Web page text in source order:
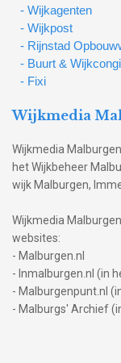
- Wijkagenten
- Wijkpost
- Rijnstad
- Buurt &
- Fixi
Wijkmedia
Wijkmedia
het Wijkbeheer
wijk Malburgen,
Wijkmedia
websites:
- Malburgen.nl
- Inmalburgen.nl (in
- Malburgenpunt.nl
- Malburgs' Archief